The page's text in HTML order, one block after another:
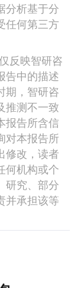
分析基于分
任何第三方
反映智研咨
告中的描述
期，智研咨
推测不一致
报告所含信
对本报告所
修改，读者
何机构或个
研究、部分
并承担该等